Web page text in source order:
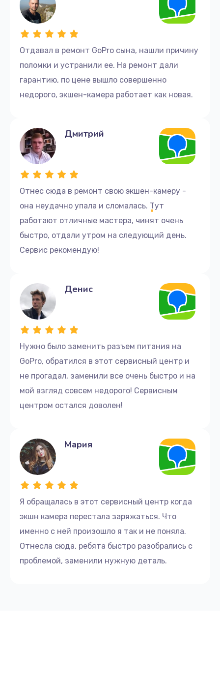
Отдавал в ремонт GoPro сына, нашли причину
поломки и устранили ее. На ремонт дали
гарантию, по цене вышло совершенно
недорого, экшен-камера работает как новая.
Отнес сюда в ремонт свою экшен-камеру -
она неудачно упала и сломалась. Тут
работают отличные мастера, чинят очень
быстро, отдали утром на следующий день.
Сервис рекомендую!
Дмитрий
Нужно было заменить разъем питания на
GoPro, обратился в этот сервисный центр и
не прогадал, заменили все очень быстро и на
мой взгляд совсем недорого! Сервисным
центром остался доволен!
Денис
Я обращалась в этот сервисный центр когда
экшн камера перестала заряжаться. Что
именно с ней произошло я так и не поняла.
Отнесла сюда, ребята быстро разобрались с
проблемой, заменили нужную деталь.
Мария